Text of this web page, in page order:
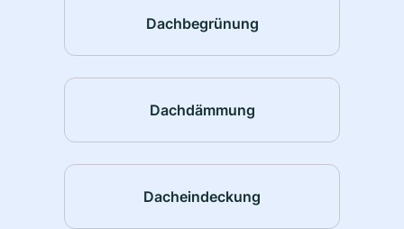
Dachbegrünung
Dachdämmung
Dacheindeckung